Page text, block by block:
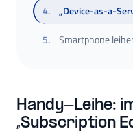
4.
„Device-as-a-
5. Smartphone
Handy-Leihe:
„Subscription